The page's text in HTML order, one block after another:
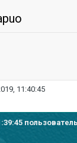
11:40:45
пользователь